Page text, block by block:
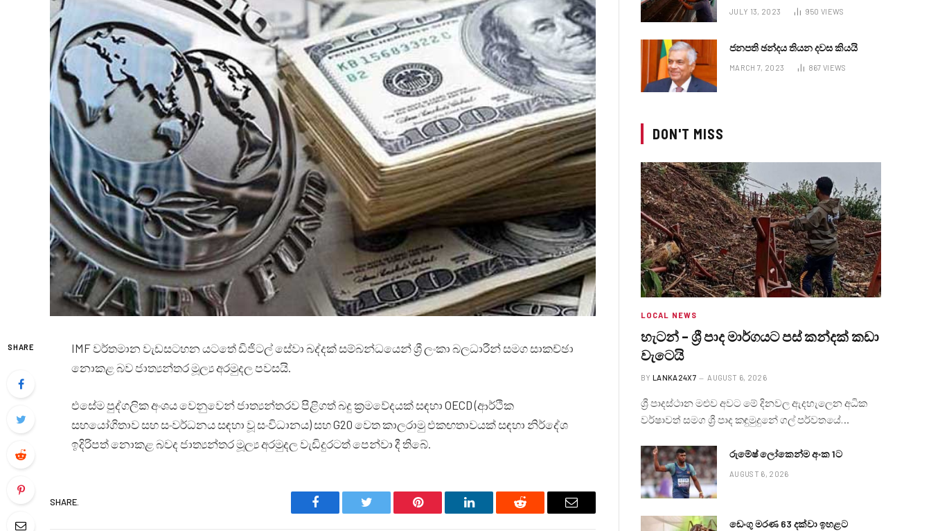
SHARE
IMF වර්තමාන වැඩසටහන යටතේ ඩිජිටල් සේවා බද්දක් සම්බන්ධයෙන් ශ්‍රී ලංකා බලධාරීන් සමග සාකච්ඡා
නොකළ බව ජාත්‍යන්තර මූල්‍ය අරමුදල පවසයි.
එසේම පුද්ගලික අංශය වෙනුවෙන් ජාත්‍යන්තරව පිළිගත් බදු ක්‍රමවේදයක් සඳහා OECD (ආර්ථික
සහයෝගිතාව සහ සංවර්ධනය සඳහා වූ සංවිධානය) සහ G20 වෙත කාලරාමු එකඟතාවයක් සඳහා නිර්දේශ
ඉදිරිපත් නොකළ බවද ජාත්‍යන්තර මූල්‍ය අරමුදල වැඩිදුරටත් පෙන්වා දී තිබේ.
SHARE.
Facebook Twitter Pinterest LinkedIn Reddit Email
JULY 13, 2023 950 VIEWS
ජනපති ඡන්දය තියන දවස කියයි
MARCH 7, 2023 867 VIEWS
DON'T MISS
LOCAL NEWS
හැටන් – ශ්‍රී පාද මාර්ගයට පස් කන්දක් කඩා
වැටෙයි
BY LANKA24X7 AUGUST 6, 2026
ශ්‍රී පාදස්ථාන මළුව අවට මේ දිනවල ඇදහැලෙන අධික
වර්ෂාවත් සමග ශ්‍රී පාද කඳුමුදුනේ ගල් පර්වතයේ…
රුමේෂ් ලෝකෙන්ම අංක 1ට
AUGUST 6, 2026
ඩෙංගු මරණ 63 දක්වා ඉහළට